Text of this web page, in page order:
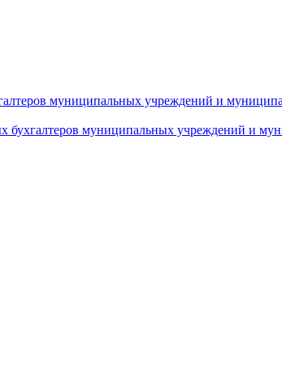
муниципальных учреждений и
бухгалтеров муниципальных учреждений и